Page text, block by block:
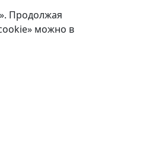
Продолжая
можно в